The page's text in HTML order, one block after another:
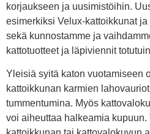
korjaukseen ja uusimistöihin.
esimerkiksi Velux-kattoikkunat
sekä kunnostamme ja
kattotuotteet ja läpiviennit
Yleisiä syitä katon vuotamiseen
kattoikkunan karmien
tummentumina. Myös
voi aiheuttaa halkeamia